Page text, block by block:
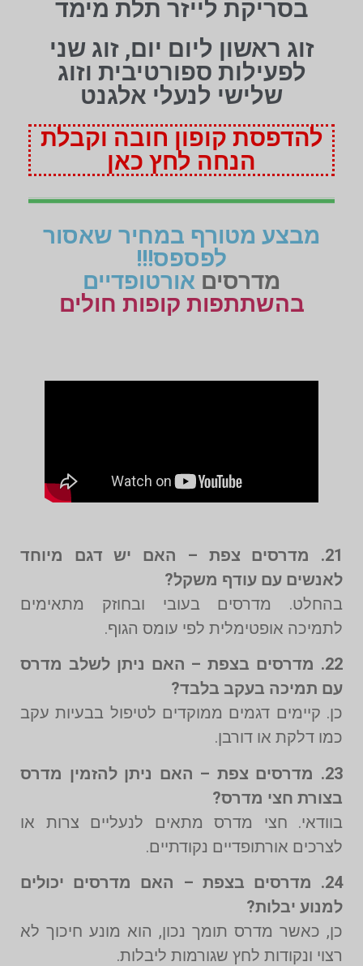
בסריקת לייזר תלת מימד
זוג ראשון ליום יום, זוג שני
לפעילות ספורטיבית וזוג
שלישי לנעלי אלגנט
להדפסת קופון חובה וקבלת
הנחה לחץ כאן
מבצע מטורף במחיר שאסור
לפספס!!!
מדרסים אורטופדיים
בהשתתפות קופות חולים
21. מדרסים צפת – האם יש דגם מיוחד
לאנשים עם עודף משקל?
בהחלט. מדרסים בעובי ובחוזק מתאימים
לתמיכה אופטימלית לפי עומס הגוף.
22. מדרסים בצפת – האם ניתן לשלב מדרס
עם תמיכה בעקב בלבד?
כן. קיימים דגמים ממוקדים לטיפול בבעיות עקב
כמו דלקת או דורבן.
23. מדרסים צפת – האם ניתן להזמין מדרס
בצורת חצי מדרס?
בוודאי. חצי מדרס מתאים לנעליים צרות או
לצרכים אורתופדיים נקודתיים.
24. מדרסים בצפת – האם מדרסים יכולים
למנוע יבלות?
כן, כאשר מדרס תומך נכון, הוא מונע חיכוך לא
רצוי ונקודות לחץ שגורמות ליבלות.